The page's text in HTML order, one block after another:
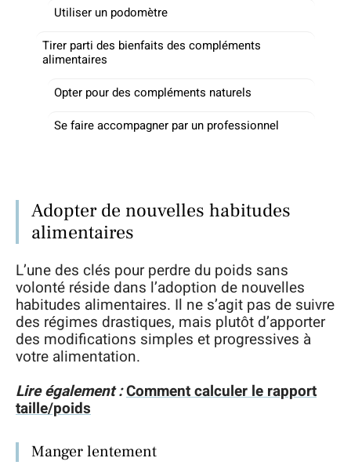
Utiliser un podomètre
Tirer parti des bienfaits des compléments
alimentaires
Opter pour des compléments naturels
Se faire accompagner par un professionnel
Adopter de nouvelles habitudes
alimentaires
L’une des clés pour perdre du poids sans
volonté réside dans l’adoption de nouvelles
habitudes alimentaires. Il ne s’agit pas de suivre
des régimes drastiques, mais plutôt d’apporter
des modifications simples et progressives à
votre alimentation.
Lire également :Comment calculer le rapport
taille/poids
Manger lentement